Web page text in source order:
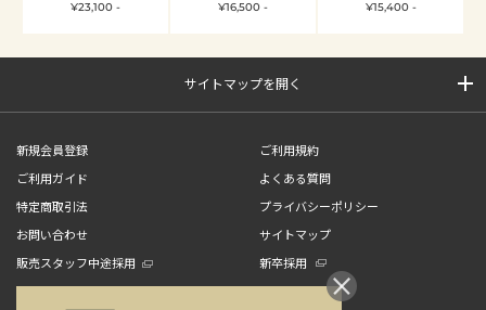
¥23,100 -
¥16,500 -
¥15,400 -
サイトマップを開く
新規会員登録
ご利用規約
ご利用ガイド
よくある質問
特定商取引法
プライバシーポリシー
お問い合わせ
サイトマップ
販売スタッフ中途採用
新卒採用